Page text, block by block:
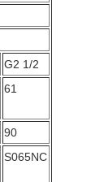
G2 1/2
61
90
S065NC